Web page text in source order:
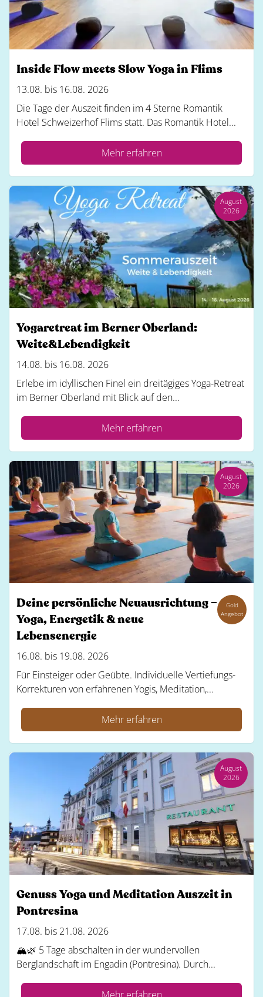
Inside Flow meets Slow Yoga in Flims
13.08. bis 16.08. 2026
Die Tage der Auszeit finden im 4 Sterne Romantik
Hotel Schweizerhof Flims statt. Das Romantik Hotel...
Mehr erfahren
August
2026
Yogaretreat im Berner Oberland:
Weite&Lebendigkeit
14.08. bis 16.08. 2026
Erlebe im idyllischen Finel ein dreitägiges Yoga-Retreat
im Berner Oberland mit Blick auf den...
Mehr erfahren
August
2026
Deine persönliche Neuausrichtung –
Yoga, Energetik & neue
Lebensenergie
Gold
Angebot
16.08. bis 19.08. 2026
Für Einsteiger oder Geübte. Individuelle Vertiefungs-
Korrekturen von erfahrenen Yogis, Meditation,...
Mehr erfahren
August
2026
Genuss Yoga und Meditation Auszeit in
Pontresina
17.08. bis 21.08. 2026
🏔️🌿 5 Tage abschalten in der wundervollen
Berglandschaft im Engadin (Pontresina). Durch...